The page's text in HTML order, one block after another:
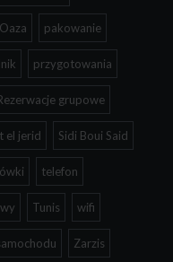
Oaza pakowanie
przygotowania
grupowe
el jerid Sidi Boui Said
telefon
Tunis wifi
Zarzis